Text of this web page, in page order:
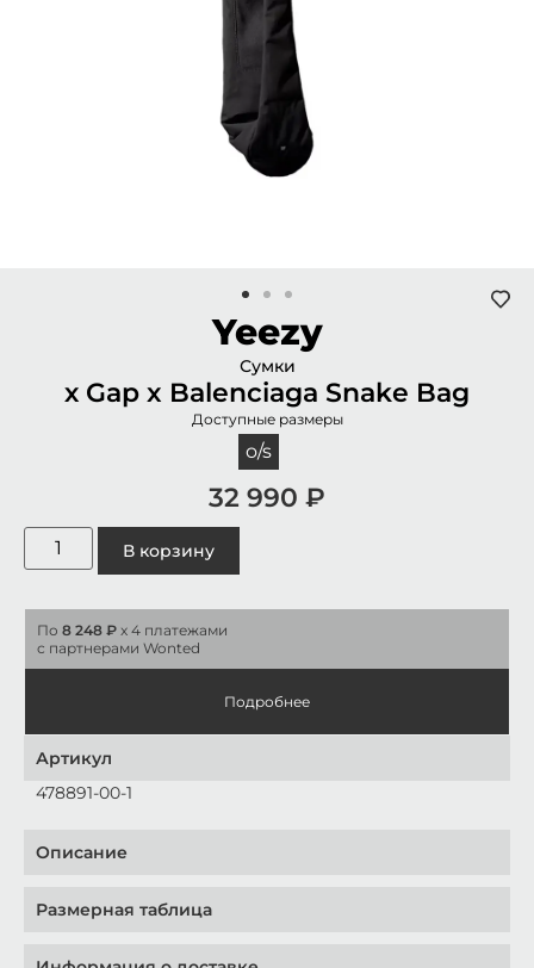
Yeezy
Сумки
х Gap x Balenciaga Snake Bag
Доступные размеры
o/s
32 990 ₽
В корзину
По 8 248 ₽ x 4 платежами
с партнерами Wonted
Подробнее
Артикул
478891-00-1
Описание
Размерная таблица